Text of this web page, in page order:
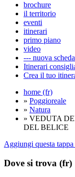
brochure
il territorio
eventi
itinerari
primo piano
video
--- nuova
Itinerari
Crea il tuo
home (fr)
» Poggioreale
» Natura
» VEDUTA
DEL BELICE
Aggiungi questa
Dove si trova (fr)